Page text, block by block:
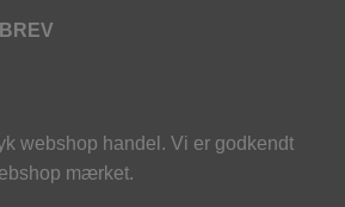
webshop handel. Vi er godkendt
mærket.